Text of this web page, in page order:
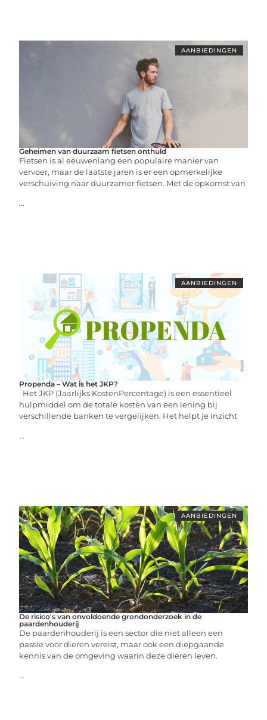
AANBIEDINGEN
Geheimen van duurzaam fietsen onthuld
Fietsen is al eeuwenlang een populaire manier van
vervoer, maar de laatste jaren is er een opmerkelijke
verschuiving naar duurzamer fietsen. Met de opkomst van
...
AANBIEDINGEN
Propenda – Wat is het JKP?
Het JKP (Jaarlijks KostenPercentage) is een essentieel
hulpmiddel om de totale kosten van een lening bij
verschillende banken te vergelijken. Het helpt je inzicht
...
AANBIEDINGEN
De risico's van onvoldoende grondonderzoek in de
paardenhouderij
De paardenhouderij is een sector die niet alleen een
passie voor dieren vereist, maar ook een diepgaande
kennis van de omgeving waarin deze dieren leven.
...